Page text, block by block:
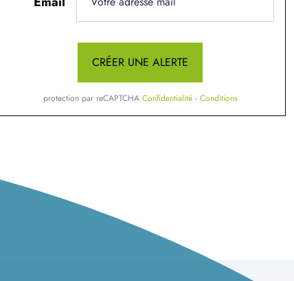
CRÉER UNE ALERTE
protection par reCAPTCHA Confidentialité - Conditions